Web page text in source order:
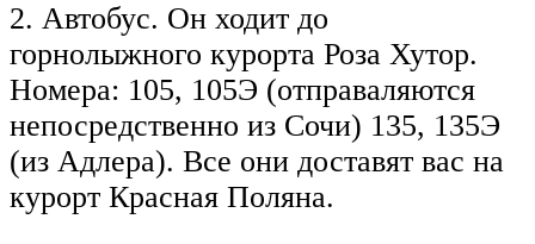
2. Автобус. Он ходит до
горнолыжного курорта Роза Хутор.
Номера: 105, 105Э (отправаляются
непосредственно из Сочи) 135, 135Э
(из Адлера). Все они доставят вас на
курорт Красная Поляна.